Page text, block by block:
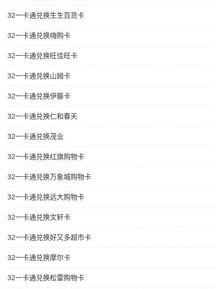
32一卡通兑换生生百货卡
32一卡通兑换嗨购卡
32一卡通兑换旺佳旺卡
32一卡通兑换山姆卡
32一卡通兑换伊藤卡
32一卡通兑换仁和春天
32一卡通兑换茂业
32一卡通兑换红旗购物卡
32一卡通兑换万象城购物卡
32一卡通兑换远大购物卡
32一卡通兑换文轩卡
32一卡通兑换好又多超市卡
32一卡通兑换摩尔卡
32一卡通兑换松雷购物卡